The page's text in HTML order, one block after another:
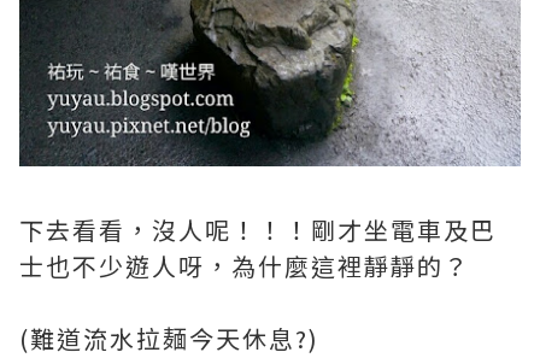
下去看看，沒人呢！！！剛才坐電車及巴
士也不少遊人呀，為什麼這裡靜靜的？
(難道流水拉麺今天休息?)